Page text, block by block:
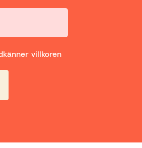
villkoren